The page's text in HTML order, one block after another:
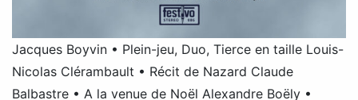
Jacques Boyvin • Plein-jeu, Duo, Tierce en taille Louis-
Nicolas Clérambault • Récit de Nazard Claude
Balbastre • A la venue de Noël Alexandre Boëly •